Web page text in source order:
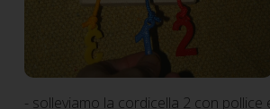
- solleviamo la cordicella 2 con pollice